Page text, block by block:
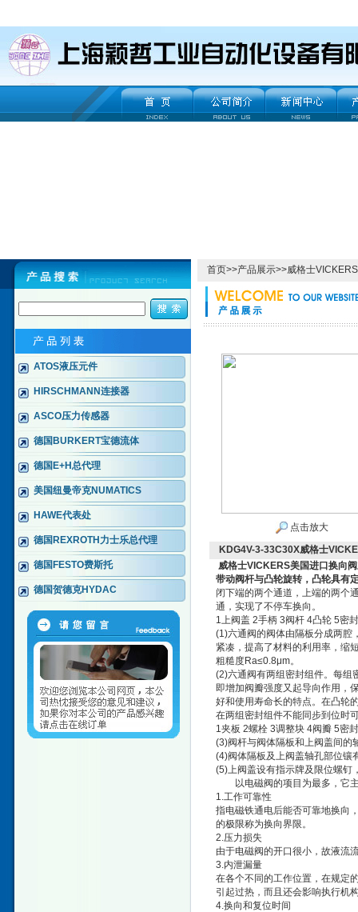
ATOS液压元件
HIRSCHMANN连接器
ASCO压力传感器
德国BURKERT宝德流体
德国E+H总代理
美国纽曼帝克NUMATICS
HAWE代表处
德国REXROTH力士乐总代理
德国FESTO费斯托
德国贺德克HYDAC
首页>>产品展示>>威格士VICKERS
点击放大
KDG4V-3-33C30X威格士
威格士VICKERS美国进口换向阀
带动阀杆与凸轮旋转，凸轮具有
闭下端的两个通道，上端的两个
通，实现了不停车换向。
1上阀盖 2手柄 3阀杆 4凸轮 5密
(1)六通阀的阀体由隔板分成两腔
紧凑，提高了材料的利用率，缩
粗糙度Ra≤0.8μm。
(2)六通阀有两组密封组件。每组
即增加阀瓣强度又起导向作用，
好和使用寿命长的特点。在凸轮
在两组密封组件不能同步到位时
1夹板 2螺栓 3调整块 4阀瓣 5密
(3)阀杆与阀体隔板和上阀盖间的
(4)阀体隔板及上阀盖轴孔部位镶
(5)上阀盖设有指示牌及限位螺钉
以电磁阀的项目为最多，它主
1.工作可靠性
指电磁铁通电后能否可靠地换向
的极限称为换向界限。
2.压力损失
由于电磁阀的开口很小，故液流
3.内泄漏量
在各个不同的工作位置，在规定
引起过热，而且还会影响执行机
4.换向和复位时间